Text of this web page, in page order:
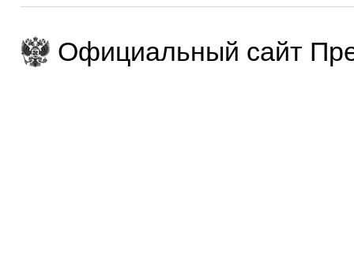
Официальный сайт